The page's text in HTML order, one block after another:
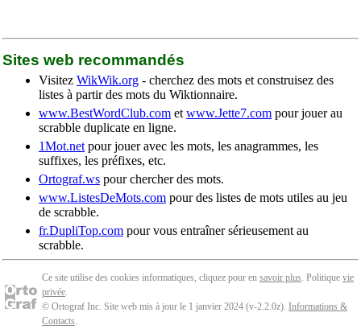
Sites web recommandés
Visitez WikWik.org - cherchez des mots et construisez des
listes à partir des mots du Wiktionnaire.
www.BestWordClub.com et www.Jette7.com pour jouer au
scrabble duplicate en ligne.
1Mot.net pour jouer avec les mots, les anagrammes, les
suffixes, les préfixes, etc.
Ortograf.ws pour chercher des mots.
www.ListesDeMots.com pour des listes de mots utiles au jeu
de scrabble.
fr.DupliTop.com pour vous entraîner sérieusement au
scrabble.
Ce site utilise des cookies informatiques, cliquez pour en savoir plus. Politique vie
privée.
© Ortograf Inc. Site web mis à jour le 1 janvier 2024 (v-2.2.0z). Informations &
Contacts.